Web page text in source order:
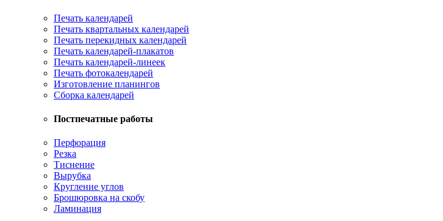
Печать календарей
Печать квартальных календарей
Печать перекидных календарей
Печать календарей-плакатов
Печать календарей-линеек
Печать фотокалендарей
Изготовление планингов
Сборка календарей
Постпечатные работы
Перфорация
Резка
Тиснение
Вырубка
Кругление углов
Брошюровка на скобу
Ламинация